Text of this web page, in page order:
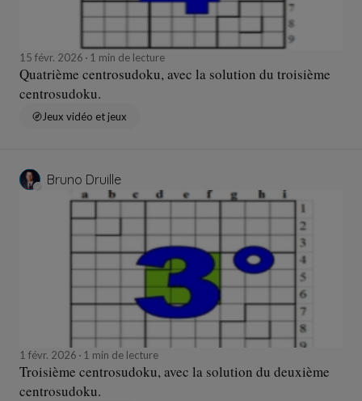
15 févr. 2026 1 min de lecture
Quatrième centrosudoku, avec la solution du troisième
centrosudoku.
Jeux vidéo et jeux
Bruno Druille
1 févr. 2026 1 min de lecture
Troisième centrosudoku, avec la solution du deuxième
centrosudoku.